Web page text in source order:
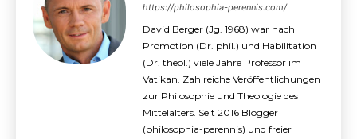
https://philosophia-perennis.com/
David Berger (Jg. 1968) war nach
Promotion (Dr. phil.) und Habilitation
(Dr. theol.) viele Jahre Professor im
Vatikan. Zahlreiche Veröffentlichungen
zur Philosophie und Theologie des
Mittelalters. Seit 2016 Blogger
(philosophia-perennis) und freier